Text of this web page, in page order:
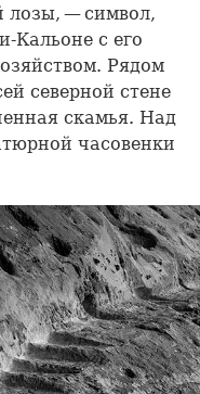
лозы, — символ,
Кальоне с его
Рядом
северной стене
скамья. Над
часовенки